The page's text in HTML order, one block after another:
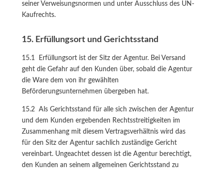
seiner Verweisungsnormen und unter Ausschluss des UN-
Kaufrechts.
15. Erfüllungsort und Gerichtsstand
15.1 Erfüllungsort ist der Sitz der Agentur. Bei Versand
geht die Gefahr auf den Kunden über, sobald die Agentur
die Ware dem von ihr gewählten
Beförderungsunternehmen übergeben hat.
15.2 Als Gerichtsstand für alle sich zwischen der Agentur
und dem Kunden ergebenden Rechtsstreitigkeiten im
Zusammenhang mit diesem Vertragsverhältnis wird das
für den Sitz der Agentur sachlich zuständige Gericht
vereinbart. Ungeachtet dessen ist die Agentur berechtigt,
den Kunden an seinem allgemeinen Gerichtsstand zu